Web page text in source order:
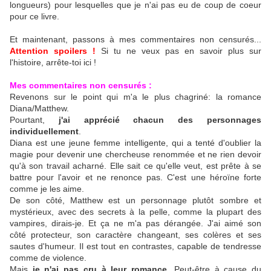
longueurs) pour lesquelles que je n'ai pas eu de coup de coeur
pour ce livre.
Et maintenant, passons à mes commentaires non censurés...
Attention spoilers ! Si tu ne veux pas en savoir plus sur
l'histoire, arrête-toi ici !
Mes commentaires non censurés :
Revenons sur le point qui m'a le plus chagriné: la romance
Diana/Matthew.
Pourtant, j'ai apprécié chacun des personnages
individuellement
Diana est une jeune femme intelligente, qui a tenté d'oublier la
magie pour devenir une chercheuse renommée et ne rien devoir
qu'à son travail acharné. Elle sait ce qu'elle veut, est prête à se
battre pour l'avoir et ne renonce pas. C'est une héroïne forte
comme je les aime.
De son côté, Matthew est un personnage plutôt sombre et
mystérieux, avec des secrets à la pelle, comme la plupart des
vampires, dirais-je. Et ça ne m'a pas dérangée. J'ai aimé son
côté protecteur, son caractère changeant, ses colères et ses
sautes d'humeur. Il est tout en contrastes, capable de tendresse
comme de violence.